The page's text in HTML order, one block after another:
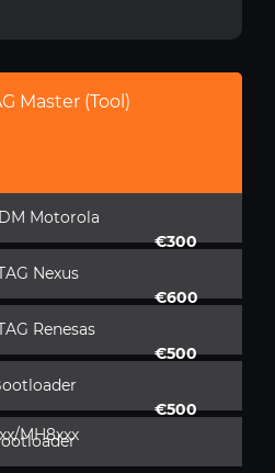
Master (Tool)
Motorola
€300
Nexus
€600
Renesas
€500
MH8xxx
€500